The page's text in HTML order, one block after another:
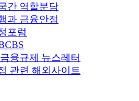
간 역할분담
과 금융안정
포럼
융규제 뉴스레터
관련 해외사이트